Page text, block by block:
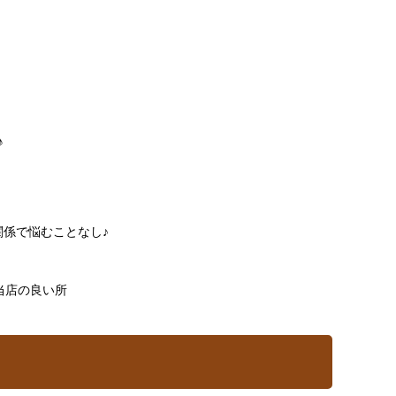
で悩むことなし♪
店の良い所